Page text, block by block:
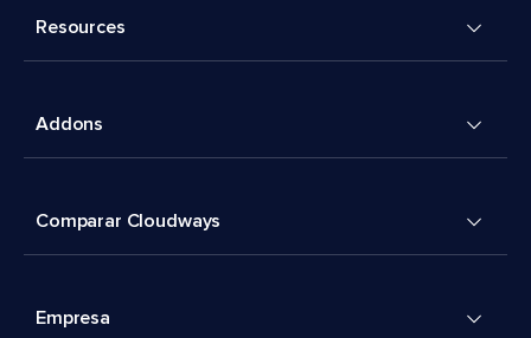
Resources
Addons
Comparar Cloudways
Empresa